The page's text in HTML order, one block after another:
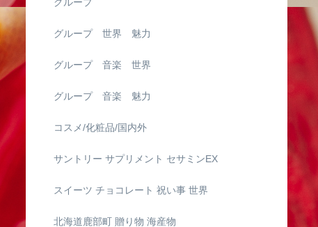
グループ 世界 魅力
グループ 音楽 世界
グループ 音楽 魅力
コスメ/化粧品/国内外
サントリー サプリメント セサミンEX
スイーツ チョコレート 祝い事 世界
北海道鹿部町 贈り物 海産物